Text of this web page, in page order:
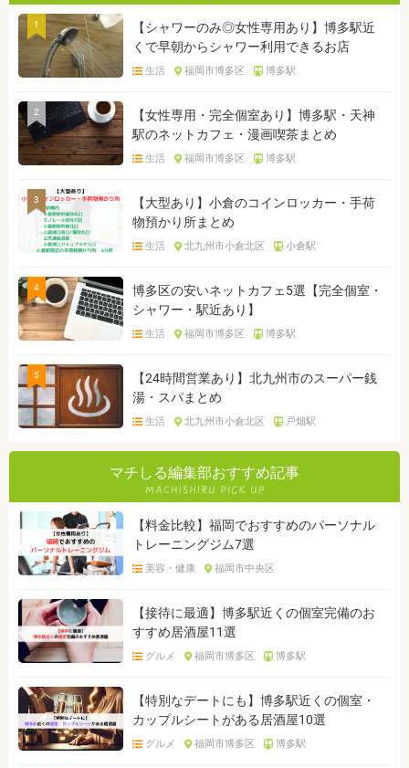
1
【シャワーのみ◎女性専用あり】博多駅近
くで早朝からシャワー利用できるお店
生活 福岡市博多区 博多駅
2
【女性専用・完全個室あり】博多駅・天神
駅のネットカフェ・漫画喫茶まとめ
生活 福岡市博多区 博多駅
3
【大型あり】小倉のコインロッカー・手荷
物預かり所まとめ
生活 北九州市小倉北区 小倉駅
4
博多区の安いネットカフェ5選【完全個室・
シャワー・駅近あり】
生活 福岡市博多区 博多駅
5
【24時間営業あり】北九州市のスーパー銭
湯・スパまとめ
生活 北九州市小倉北区 戸畑駅
マチしる編集部おすすめ記事
【料金比較】福岡でおすすめのパーソナル
トレーニングジム7選
美容・健康 福岡市中央区
【接待に最適】博多駅近くの個室完備のお
すすめ居酒屋11選
グルメ 福岡市博多区 博多駅
【特別なデートにも】博多駅近くの個室・
カップルシートがある居酒屋10選
グルメ 福岡市博多区 博多駅